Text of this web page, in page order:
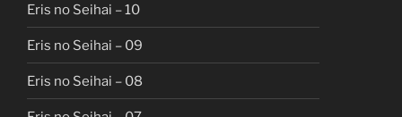
Eris no Seihai – 10
Eris no Seihai – 09
Eris no Seihai – 08